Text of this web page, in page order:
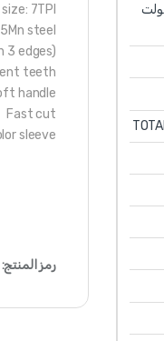
7TPI
steel
3 edges)
teeth
handle
Fast cut
sleeve
رمز المنتج: